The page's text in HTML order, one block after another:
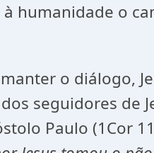
humanidade o
o diálogo,
seguidores de
Paulo (1Cor